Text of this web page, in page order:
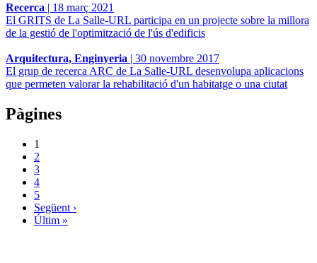
Recerca | 18 març 2021
El GRITS de La Salle-URL participa en un projecte sobre la millora
de la gestió de l'optimització de l'ús d'edificis
Arquitectura, Enginyeria | 30 novembre 2017
El grup de recerca ARC de La Salle-URL desenvolupa aplicacions
que permeten valorar la rehabilitació d'un habitatge o una ciutat
Pàgines
1
2
3
4
5
Següent ›
Últim »